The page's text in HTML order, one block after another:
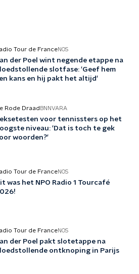
Tour de FranceNOS
der Poel wint negende etappe na
slotfase: 'Geef hem
kans en hij pakt het altijd'
Rode Draad BNNVARA
voor tennissters op het
niveau: 'Dat is toch te gek
woorden?'
Tour de FranceNOS
was het NPO Radio 1 Tourcafé
Tour de FranceNOS
der Poel pakt slotetappe na
ontknoping in Parijs